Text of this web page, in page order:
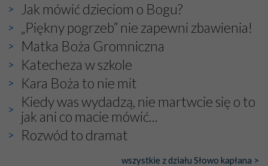
Jak mówić dzieciom o Bogu?
„Piękny pogrzeb” nie zapewni zbawienia!
Matka Boża Gromniczna
Katecheza w szkole
Kara Boża to nie mit
Kiedy was wydadzą, nie martwcie się o to
jak ani co macie mówić...
Rozwód to dramat
wszystkie z działu Słowo kapłana >